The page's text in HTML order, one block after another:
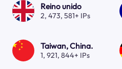
Reino unido
2, 473, 581+ IPs
Taiwan, China.
1, 921, 844+ IPs